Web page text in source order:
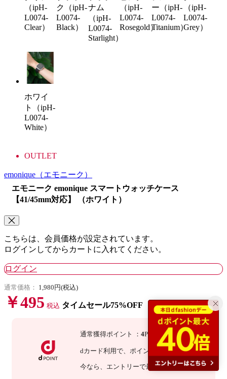
（ipH-
L0074-
Clear）
ク（ipH-
L0074-
Black）
ナム
（ipH-
L0074-
Starlight）
（ipH-
L0074-
Rosegold）
ー（ipH-
L0074-
Titanium）
（ipH-
L0074-
Grey）
ホワイ
ト（ipH-
L0074-
White）
OUTLET
emonique （エモニーク）
エモニーク emonique スマートウォッチケース
【41/45mm対応】 （ホワイト）
こちらは、会員価格が設定されています。
ログインしてからカートに入れてください。
ログイン
通常価格： 1,980円(税込)
￥495 税込 タイムセール75%OFF
通常獲得ポイント ： 4P
dカード利用で、 ポイント ： 12P
今なら 、エントリーで最大 倍！詳細